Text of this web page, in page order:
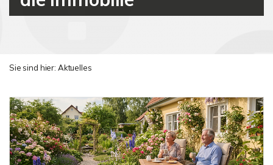
Sie sind hier: Aktuelles